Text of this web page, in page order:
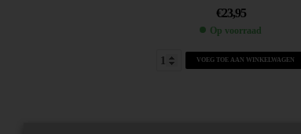
€23,95
Op voorraad
VOEG TOE AAN WINKELWAGEN